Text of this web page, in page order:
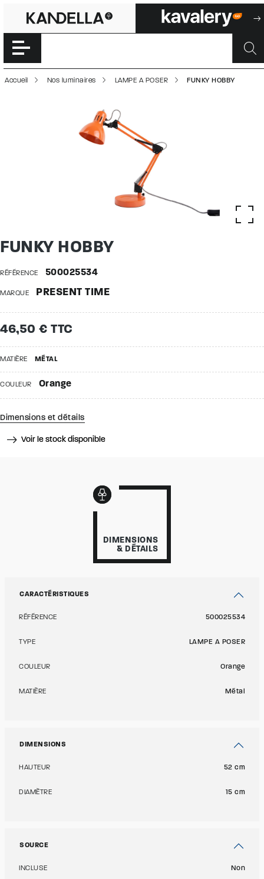
FUNKY HOBBY
Accéder directement au contenu de la page
Accueil Nos luminaires LAMPE A POSER FUNKY HOBBY
FUNKY HOBBY
RÉFÉRENCE 500025534
MARQUE PRESENT TIME
46,50 € TTC
MATIÈRE MÉTAL
COULEUR Orange
Dimensions et détails
Voir le stock disponible
DIMENSIONS
& DÉTAILS
CARACTÉRISTIQUES
RÉFÉRENCE 500025534
TYPE LAMPE A POSER
COULEUR Orange
MATIÈRE Métal
DIMENSIONS
HAUTEUR 52 cm
DIAMÈTRE 15 cm
SOURCE
INCLUSE Non